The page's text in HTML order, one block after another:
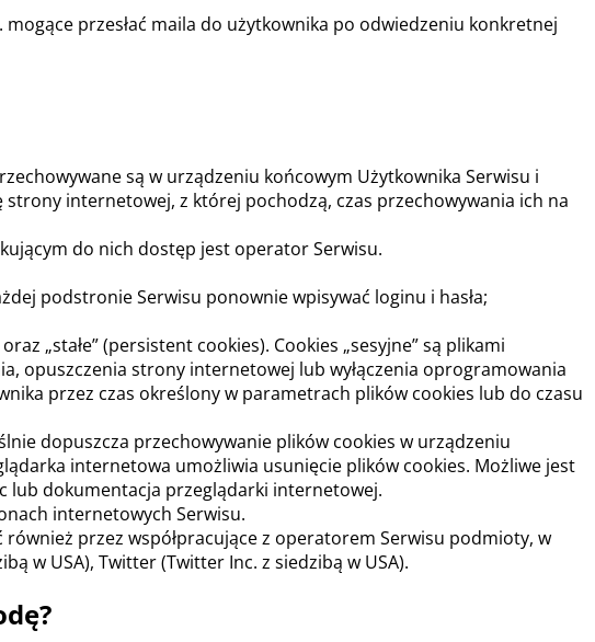
przesłać maila do użytkownika po odwiedzeniu konkretnej
są w urządzeniu końcowym Użytkownika Serwisu i
internetowej, z której pochodzą, czas przechowywania ich na
do nich dostęp jest operator Serwisu.
podstronie Serwisu ponownie wpisywać loginu i hasła;
„stałe” (persistent cookies). Cookies „sesyjne” są plikami
opuszczenia strony internetowej lub wyłączenia oprogramowania
przez czas określony w parametrach plików cookies lub do czasu
dopuszcza przechowywanie plików cookies w urządzeniu
internetowa umożliwia usunięcie plików cookies. Możliwe jest
lub dokumentacja przeglądarki internetowej.
internetowych Serwisu.
przez współpracujące z operatorem Serwisu podmioty, w
w USA), Twitter (Twitter Inc. z siedzibą w USA).